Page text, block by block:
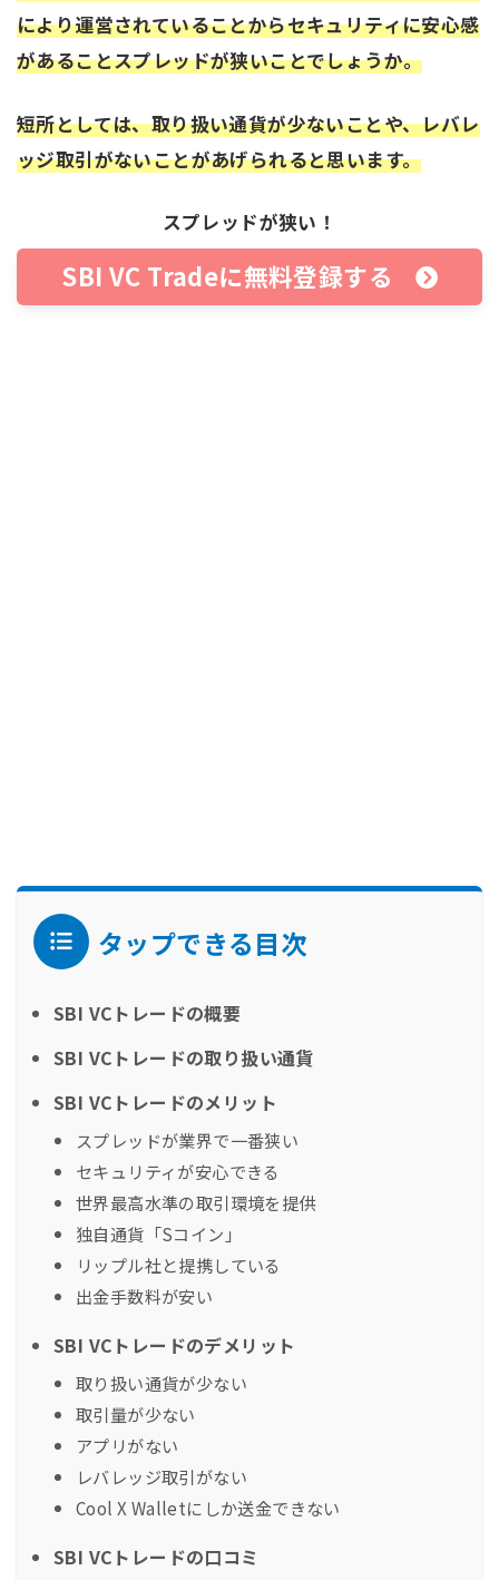
により運営されていることからセキュリティに安心感
があることスプレッドが狭いことでしょうか。
短所としては、取り扱い通貨が少ないことや、レバレ
ッジ取引がないことがあげられると思います。
スプレッドが狭い！
SBI VC Tradeに無料登録する
タップできる目次
SBI VCトレードの概要
SBI VCトレードの取り扱い通貨
SBI VCトレードのメリット
スプレッドが業界で一番狭い
セキュリティが安心できる
世界最高水準の取引環境を提供
独自通貨「Sコイン」
リップル社と提携している
出金手数料が安い
SBI VCトレードのデメリット
取り扱い通貨が少ない
取引量が少ない
アプリがない
レバレッジ取引がない
Cool X Walletにしか送金できない
SBI VCトレードの口コミ